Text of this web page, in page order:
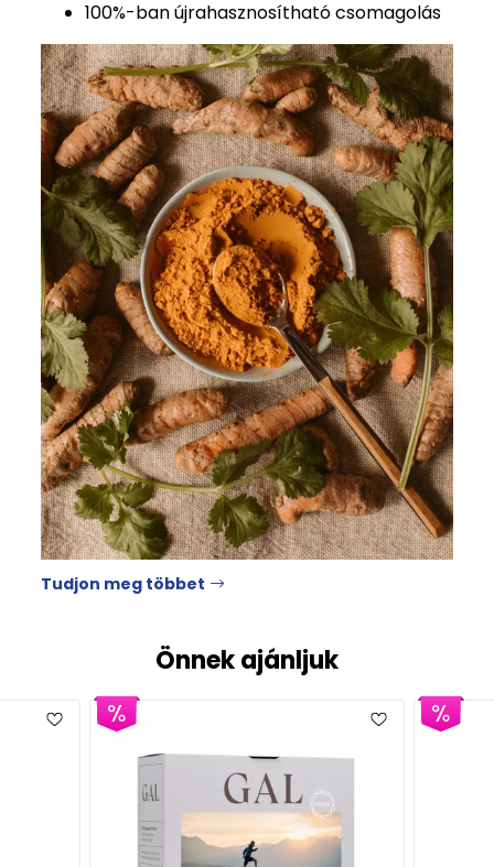
100%-ban újrahasznosítható csomagolás
Tudjon meg többet
Önnek ajánljuk